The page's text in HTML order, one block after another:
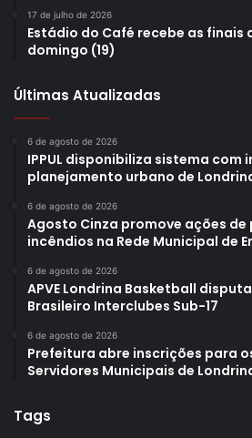
17 de julho de 2026
Estádio do Café recebe as finais
domingo (19)
Últimas Atualizadas
6 de agosto de 2026
IPPUL disponibiliza sistema com
planejamento urbano de
6 de agosto de 2026
Agosto Cinza promove ações de
incêndios na Rede Municipal de
6 de agosto de 2026
APVE Londrina Basketball
Brasileiro Interclubes Sub-17
6 de agosto de 2026
Prefeitura abre inscrições para
Servidores Municipais de
Tags